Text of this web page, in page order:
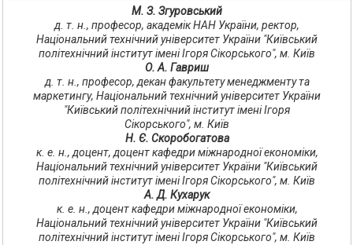
М. З. Згуровський
д. т. н., професор, академік НАН України, ректор,
Національний технічний університет України "Київський
політехнічний інститут імені Ігоря Сікорського", м. Київ
О. А. Гавриш
д. т. н., професор, декан факультету менеджменту та
маркетингу, Національний технічний університет України
"Київський політехнічний інститут імені Ігоря
Сікорського", м. Київ
Н. Є. Скоробогатова
к. е. н., доцент, доцент кафедри міжнародної економіки,
Національний технічний університет України "Київський
політехнічний інститут імені Ігоря Сікорського", м. Київ
А. Д. Кухарук
к. е. н., доцент кафедри міжнародної економіки,
Національний технічний університет України "Київський
політехнічний інститут імені Ігоря Сікорського", м. Київ